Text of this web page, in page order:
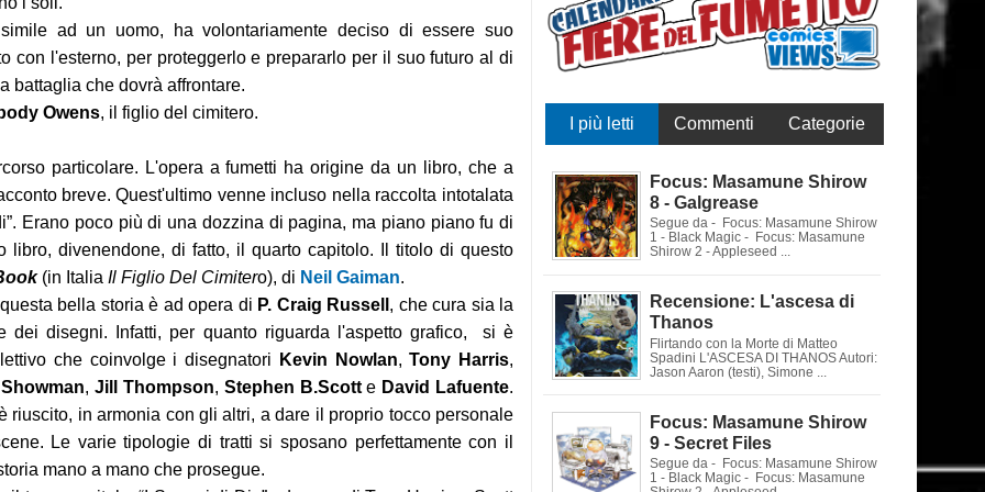
ad un uomo, ha volontariamente deciso di essere suo
con l'esterno, per proteggerlo e prepararlo per il suo futuro al di
battaglia che dovrà affrontare.
Owens, il figlio del cimitero.
particolare. L'opera a fumetti ha origine da un libro, che a
breve. Quest'ultimo venne incluso nella raccolta intotalata
Erano poco più di una dozzina di pagina, ma piano piano fu di
libro, divenendone, di fatto, il quarto capitolo. Il titolo di questo
(in Italia Il Figlio Del Cimitero), di Neil Gaiman.
bella storia è ad opera di P. Craig Russell , che cura sia la
dei disegni. Infatti, per quanto riguarda l'aspetto grafico, si è
che coinvolge i disegnatori
Kevin Nowlan,Tony Harris,
,Jill Thompson, Stephen B.Scotte David Lafuente.
riuscito, in armonia con gli altri, a dare il proprio tocco personale
Le varie tipologie di tratti si sposano perfettamente con il
mano a mano che prosegue.
I più letti Commenti Categorie
Focus: Masamune Shirow
8 - Galgrease
Segue da - Focus: Masamune Shirow
1 - Black Magic - Focus: Masamune
Shirow 2 - Appleseed ...
Recensione: L'ascesa di
Thanos
Flirtando con la Morte di Matteo
Spadini L'ASCESA DI THANOS Autori:
Jason Aaron (testi), Simone ...
Focus: Masamune Shirow
9 - Secret Files
Segue da - Focus: Masamune Shirow
1 - Black Magic - Focus: Masamune